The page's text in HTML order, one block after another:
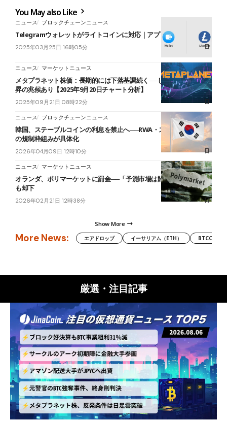
You May also Like
ニュース ブロックチェーンニュース
Telegramウォレットがライトコインに対応｜アプリ内で売買可能に
2025年03月25日 16時05分
ニュース マーケットニュース
メタプラネット株価：長期的には下落基調続く──しかし短期的な上
昇の兆候あり【2025年9月20日チャート分析】
2025年09月21日 08時22分
ニュース ブロックチェーンニュース
韓国、ステーブルコインの利息を禁止へ──RWA・ステーブルコイン
の規制枠組みが具体化
2026年04月09日 12時10分
ニュース マーケットニュース
オランダ、ポリマーケットに罰金──「予測市場は賭博でない」主張
も却下
2026年02月21日 12時38分
Show More
More News: エアドロップ イーサリアム（ETH） BTCC
厳選・注目記事